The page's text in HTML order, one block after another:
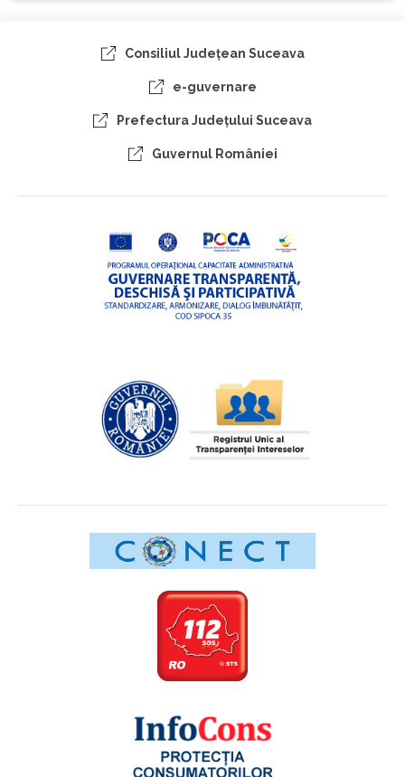
Consiliul Judeţean Suceava
e-guvernare
Prefectura Judeţului Suceava
Guvernul României